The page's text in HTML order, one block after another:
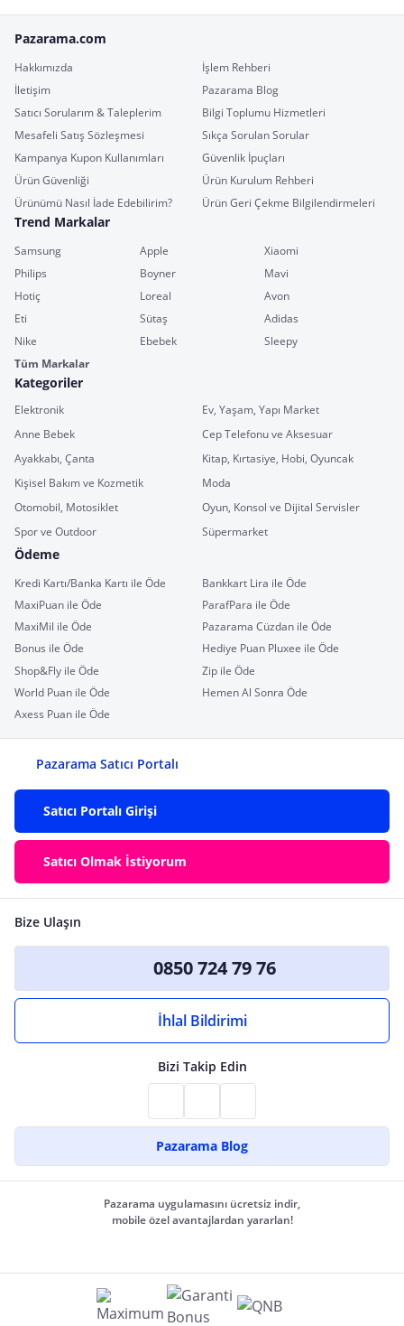
Pazarama.com
Hakkımızda
İşlem Rehberi
İletişim
Pazarama Blog
Satıcı Sorularım & Taleplerim
Bilgi Toplumu Hizmetleri
Mesafeli Satış Sözleşmesi
Sıkça Sorulan Sorular
Kampanya Kupon Kullanımları
Güvenlik İpuçları
Ürün Güvenliği
Ürün Kurulum Rehberi
Ürünümü Nasıl İade Edebilirim?
Ürün Geri Çekme Bilgilendirmeleri
Trend Markalar
Samsung Apple
Xiaomi
Philips
Boyner
Mavi
Hotiç
Loreal
Avon
Eti
Sütaş
Adidas
Nike
Ebebek
Sleepy
Tüm Markalar
Kategoriler
Elektronik
Ev, Yaşam, Yapı Market
Anne Bebek
Cep Telefonu ve Aksesuar
Ayakkabı, Çanta
Kitap, Kırtasiye, Hobi, Oyuncak
Kişisel Bakım ve Kozmetik
Moda
Otomobil, Motosiklet
Oyun, Konsol ve Dijital Servisler
Spor ve Outdoor
Süpermarket
Ödeme
Kredi Kartı/Banka Kartı ile Öde
Bankkart Lira ile Öde
MaxiPuan ile Öde
ParafPara ile Öde
MaxiMil ile Öde
Pazarama Cüzdan ile Öde
Bonus ile Öde
Hediye Puan Pluxee ile Öde
Shop&Fly ile Öde
Zip ile Öde
World Puan ile Öde
Hemen Al Sonra Öde
Axess Puan ile Öde
Pazarama Satıcı Portalı
Satıcı Portalı Girişi
Satıcı Olmak İstiyorum
Bize Ulaşın
0850 724 79 76
İhlal Bildirimi
Bizi Takip Edin
Pazarama Blog
Pazarama uygulamasını ücretsiz indir,
mobile özel avantajlardan yararlan!